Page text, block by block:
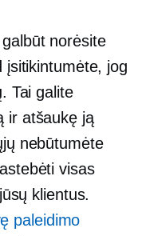
norėsite
įsitikintumėte, jog
Tai galite
ir atšaukę ją
nebūtumėte
visas
klientus.
paleidimo